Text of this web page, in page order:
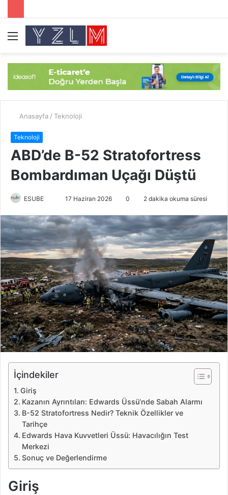
Menü
Anasayfa / Teknoloji
Teknoloji
ABD’de B-52 Stratofortress
Bombardıman Uçağı Düştü
ESUBE
r
-
p
o
s
t
a
g
ö
n
e
17 Haziran 2026 0 2 dakika okuma süresi
İçindekiler
Giriş
Kazanın Ayrıntıları: Edwards Üssü’nde Sabah Alarmı
B-52 Stratofortress Nedir? Teknik Özellikler ve
Tarihçe
Edwards Hava Kuvvetleri Üssü: Havacılığın Test
Merkezi
Sonuç ve Değerlendirme
Giriş